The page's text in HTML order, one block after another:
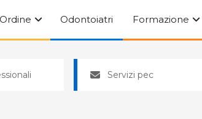
Odontoiatri Formazione
Servizi pec